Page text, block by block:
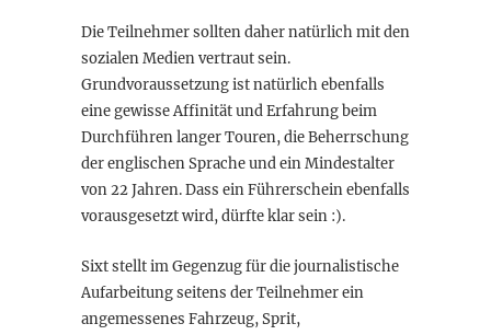
Die Teilnehmer sollten daher natürlich mit den
sozialen Medien vertraut sein.
Grundvoraussetzung ist natürlich ebenfalls
eine gewisse Affinität und Erfahrung beim
Durchführen langer Touren, die Beherrschung
der englischen Sprache und ein Mindestalter
von 22 Jahren. Dass ein Führerschein ebenfalls
vorausgesetzt wird, dürfte klar sein :).
Sixt stellt im Gegenzug für die journalistische
Aufarbeitung seitens der Teilnehmer ein
angemessenes Fahrzeug, Sprit,